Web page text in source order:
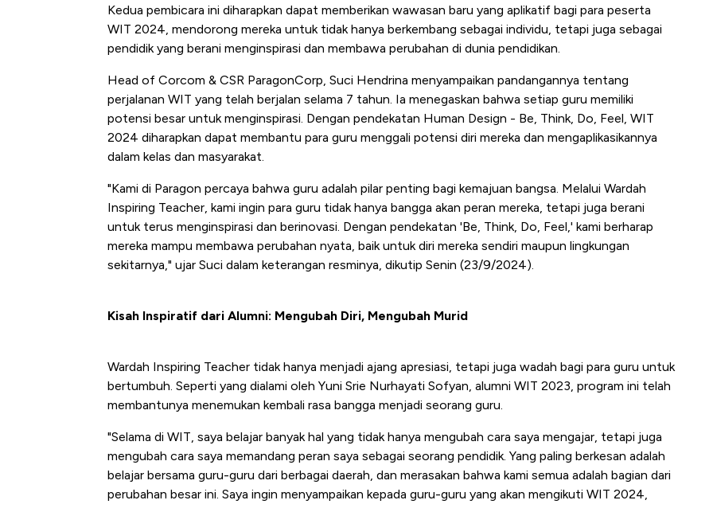
Kedua pembicara ini diharapkan dapat memberikan wawasan baru yang aplikatif bagi para peserta
WIT 2024, mendorong mereka untuk tidak hanya berkembang sebagai individu, tetapi juga sebagai
pendidik yang berani menginspirasi dan membawa perubahan di dunia pendidikan.
Head of Corcom & CSR ParagonCorp, Suci Hendrina menyampaikan pandangannya tentang
perjalanan WIT yang telah berjalan selama 7 tahun. Ia menegaskan bahwa setiap guru memiliki
potensi besar untuk menginspirasi. Dengan pendekatan Human Design - Be, Think, Do, Feel, WIT
2024 diharapkan dapat membantu para guru menggali potensi diri mereka dan mengaplikasikannya
dalam kelas dan masyarakat.
"Kami di Paragon percaya bahwa guru adalah pilar penting bagi kemajuan bangsa. Melalui Wardah
Inspiring Teacher, kami ingin para guru tidak hanya bangga akan peran mereka, tetapi juga berani
untuk terus menginspirasi dan berinovasi. Dengan pendekatan 'Be, Think, Do, Feel,' kami berharap
mereka mampu membawa perubahan nyata, baik untuk diri mereka sendiri maupun lingkungan
sekitarnya," ujar Suci dalam keterangan resminya, dikutip Senin (23/9/2024).
Kisah Inspiratif dari Alumni: Mengubah Diri, Mengubah Murid
Wardah Inspiring Teacher tidak hanya menjadi ajang apresiasi, tetapi juga wadah bagi para guru untuk
bertumbuh. Seperti yang dialami oleh Yuni Srie Nurhayati Sofyan, alumni WIT 2023, program ini telah
membantunya menemukan kembali rasa bangga menjadi seorang guru.
"Selama di WIT, saya belajar banyak hal yang tidak hanya mengubah cara saya mengajar, tetapi juga
mengubah cara saya memandang peran saya sebagai seorang pendidik. Yang paling berkesan adalah
belajar bersama guru-guru dari berbagai daerah, dan merasakan bahwa kami semua adalah bagian dari
perubahan besar ini. Saya ingin menyampaikan kepada guru-guru yang akan mengikuti WIT 2024,